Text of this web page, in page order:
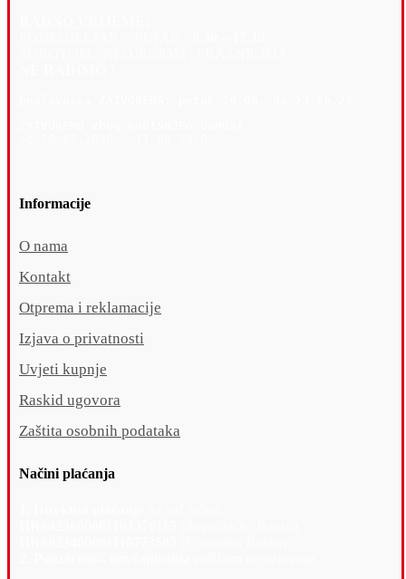
Informacije
O nama
Kontakt
Otprema i reklamacije
Izjava o privatnosti
Uvjeti kupnje
Raskid ugovora
Zaštita osobnih podataka
Načini plaćanja